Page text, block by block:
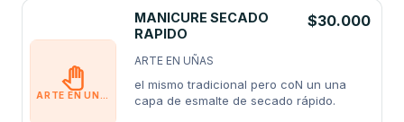
ARTE EN UÑAS
MANICURE SECADO
RAPIDO
$30.000
ARTE EN UÑAS
el mismo tradicional pero coN un una
capa de esmalte de secado rápido.